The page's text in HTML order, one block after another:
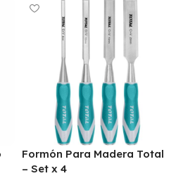
Formón Para Madera Total
– Set x 4